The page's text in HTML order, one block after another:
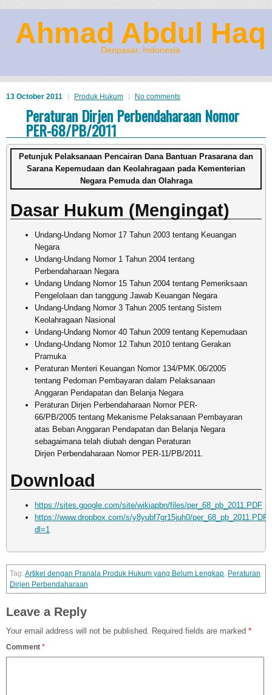
Ahmad Abdul Haq
Denpasar, Indonesia
13 October 2011 Produk Hukum No comments
Peraturan Dirjen Perbendaharaan Nomor
PER-68/PB/2011
Petunjuk Pelaksanaan Pencairan Dana Bantuan Prasarana dan
Sarana Kepemudaan dan Keolahragaan pada Kementerian
Negara Pemuda dan Olahraga
Dasar Hukum (Mengingat)
Undang-Undang Nomor 17 Tahun 2003 tentang Keuangan
Negara
Undang-Undang Nomor 1 Tahun 2004 tentang
Perbendaharaan Negara
Undang Undang Nomor 15 Tahun 2004 tentang Pemeriksaan
Pengelolaan dan tanggung Jawab Keuangan Negara
Undang-Undang Nomor 3 Tahun 2005 tentang Sistem
Keolahragaan Nasional
Undang-Undang Nomor 40 Tahun 2009 tentang Kepemudaan
Undang-Undang Nomor 12 Tahun 2010 tentang Gerakan
Pramuka
Peraturan Menteri Keuangan Nomor 134/PMK.06/2005
tentang Pedoman Pembayaran dalam Pelaksanaan
Anggaran Pendapatan dan Belanja Negara
Peraturan Dirjen Perbendaharaan Nomor PER-
66/PB/2005 tentang Mekanisme Pelaksanaan Pembayaran
atas Beban Anggaran Pendapatan dan Belanja Negara
sebagaimana telah diubah dengan Peraturan
Dirjen Perbendaharaan Nomor PER-11/PB/2011.
Download
https://sites.google.com/site/wikiapbn/files/per_68_pb_2011.PDF
https://www.dropbox.com/s/y8yubf7gr15juh0/per_68_pb_2011.PDF?
dl=1
Artikel dengan Pranala Produk Hukum yang Belum Lengkap, Peraturan
Dirjen Perbendaharaan
Leave a Reply
Your email address will not be published. Required fields are marked *
Comment *